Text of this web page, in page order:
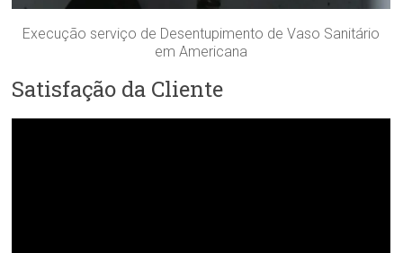
Execução serviço de Desentupimento de Vaso Sanitário
em Americana
Satisfação da Cliente